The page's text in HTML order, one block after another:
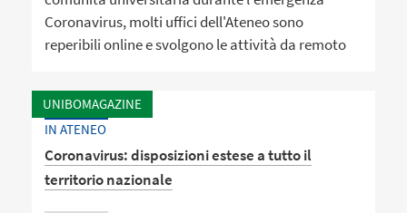
Coronavirus, molti uffici dell'Ateneo sono
reperibili online e svolgono le attività da remoto
UNIBOMAGAZINE
IN ATENEO
Coronavirus: disposizioni estese a tutto il
territorio nazionale